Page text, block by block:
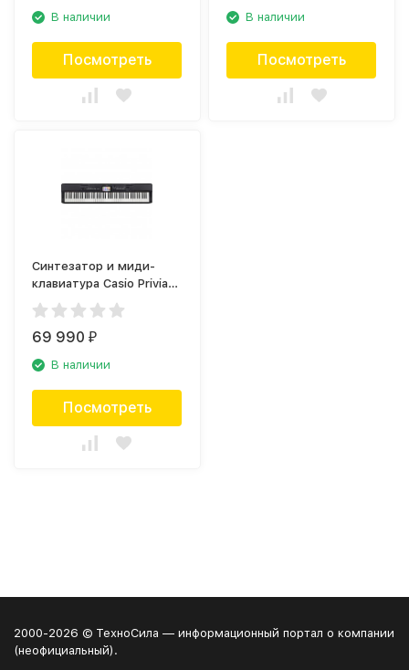
В наличии
Посмотреть
В наличии
Посмотреть
Синтезатор и миди-
клавиатура Casio Privia
PX-360MBK
69 990₽
В наличии
Посмотреть
2000-2026 © ТехноСила — информационный портал о компании
(неофициальный).